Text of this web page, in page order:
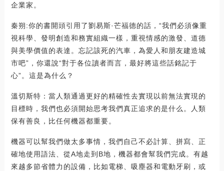
企業家。
秦朔:你的書開頭引用了劉易斯·芒福德的話，“我們必須像重
視科學、發明創造和務實組織一樣，重視情感的激發、道德
與美學價值的表達。忘記該死的汽車，為愛人和朋友建造城
市吧”，你還說“對于各位讀者而言，最好將這些話銘記于
心”。這是為什么？
溫切斯特：當人類通過更好的精確性去實現以前無法實現的
目標時，我們也必須開始思考我們真正追求的是什么。人類
保有善良，比任何機器都重要。
機器可以幫我們做太多事情，我們自己不必計算、拼寫、正
確地使用語法、從A地走到B地，機器都會幫我們完成。有越
來越多節省體力的設備，比如電梯、吸塵器和電動牙刷，或